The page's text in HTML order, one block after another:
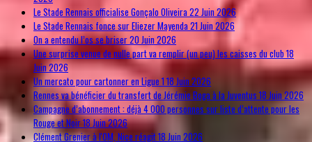
Le Stade Rennais officialise Gonçalo Oliveira22 Juin 2026
Le Stade Rennais fonce sur Eliezer Mayenda21 Juin 2026
On a entendu l’os se briser20 Juin 2026
Une surprise venue de nulle part va remplir (un peu) les caisses du club18
Juin 2026
Un mercato pour cartonner en Ligue 118 Juin 2026
Rennes va bénéficier du transfert de Jérémie Boga à la Juventus 18 Juin 2026
Campagne d’abonnement : déjà 4 000 personnes sur liste d’attente pour les
Rouge et Noir18 Juin 2026
Clément Grenier à l'OM, Nice réagit18 Juin 2026